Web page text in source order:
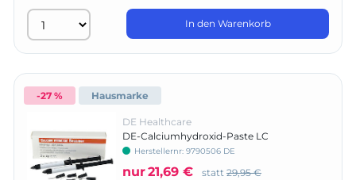
In den Warenkorb
-27 % Hausmarke
DE Healthcare
DE-Calciumhydroxid-Paste LC
Herstellernr: 9790506 DE
nur21,69 € statt 29,95 €